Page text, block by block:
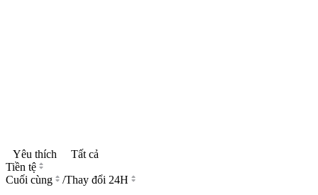
Yêu thích
Tất cả
Tiền tệ
Cuối cùng
/Thay đổi 24H